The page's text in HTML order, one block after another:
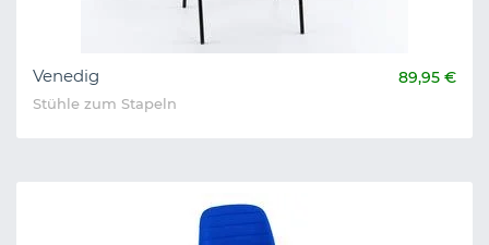
Venedig 89,95 €
Stühle zum Stapeln